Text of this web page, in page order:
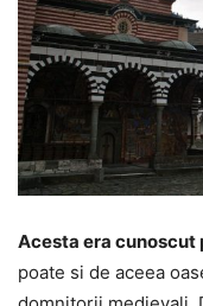
Acesta era
poate si de aceea